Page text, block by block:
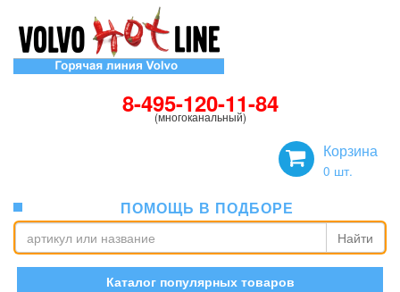
8-495-120-11-84
(многоканальный)
Корзина
0 шт.
ПОМОЩЬ В ПОДБОРЕ
Найти
Каталог популярных товаров